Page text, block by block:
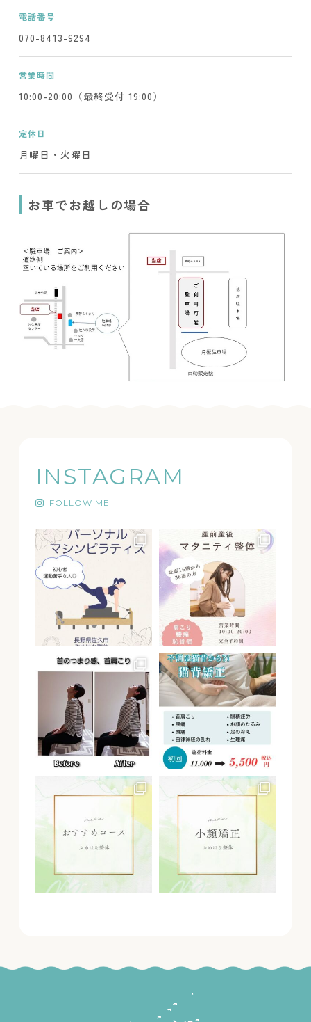
電話番号
070-8413-9294
営業時間
10:00-20:00（最終受付 19:00）
定休日
月曜日・火曜日
お車でお越しの場合
INSTAGRAM
FOLLOW ME